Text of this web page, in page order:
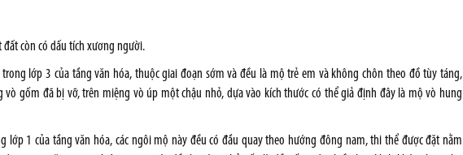
còn có dấu tích xương người.
lớp 3 của tầng văn hóa, thuộc giai đoạn sớm và đều là mộ trẻ em và không chôn theo đồ tùy táng,
gốm đã bị vỡ, trên miệng vò úp một chậu nhỏ, dựa vào kích thước có thể giả định đây là mộ vò hung
lớp 1 của tầng văn hóa, các ngôi mộ này đều có đầu quay theo hướng đông nam, thi thể được đặt nằm